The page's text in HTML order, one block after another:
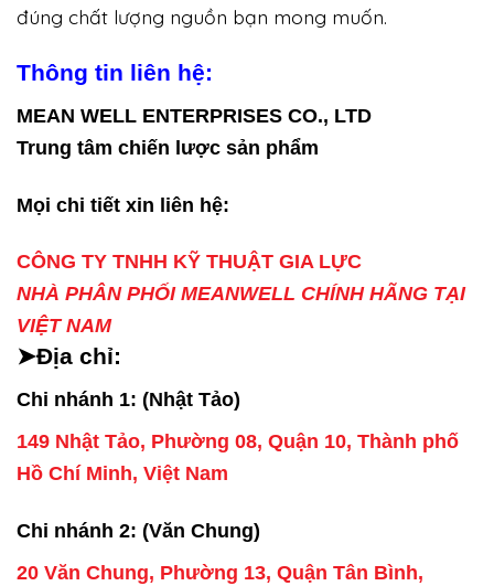
đúng chất lượng nguồn bạn mong muốn.
Thông tin liên hệ:
MEAN WELL ENTERPRISES CO., LTD
Trung tâm chiến lược sản phẩm
Mọi chi tiết xin liên hệ:
CÔNG TY TNHH KỸ THUẬT GIA LỰC
NHÀ PHÂN PHỐI MEANWELL CHÍNH HÃNG TẠI
VIỆT NAM
➤Địa chỉ:
Chi nhánh 1: (Nhật Tảo)
149 Nhật Tảo, Phường 08, Quận 10, Thành phố
Hồ Chí Minh, Việt Nam
Chi nhánh 2: (Văn Chung)
20 Văn Chung, Phường 13, Quận Tân Bình,